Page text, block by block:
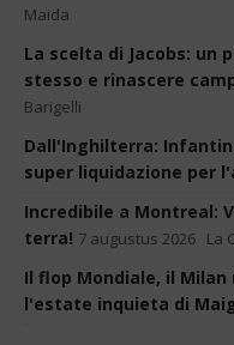
Maida
La scelta di Jacobs: un
stesso e rinascere
Barigelli
Dall'Inghilterra:
super liquidazione per
Incredibile a Montreal:
terra! 7 augustus 2026 La
Il flop Mondiale, il
l'estate inquieta di